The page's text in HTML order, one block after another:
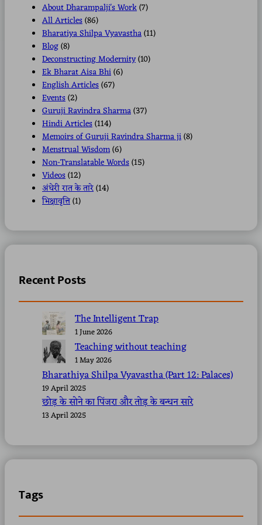
About Dharampalji's Work(7)
All Articles(86)
Bharatiya Shilpa Vyavastha(11)
Blog(8)
Deconstructing Modernity(10)
Ek Bharat Aisa Bhi(6)
English Articles(67)
Events(2)
Guruji Ravindra Sharma(37)
Hindi Articles(114)
Memoirs of Guruji Ravindra Sharma ji(8)
Menstrual Wisdom(6)
Non-Translatable Words(15)
Videos(12)
अंधेरी रात के तारे(14)
भिक्षावृत्ति(1)
Recent Posts
The Intelligent Trap
1 June 2026
Teaching without teaching
1 May 2026
Bharathiya Shilpa Vyavastha (Part 12: Palaces)
19 April 2025
छोड़ के सोने का पिंजरा और तोड़ के बन्धन सारे
13 April 2025
Tags